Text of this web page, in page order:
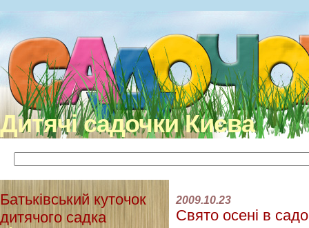
Дитячі садочки Києва
Батьківський куточок
дитячого садка
2009.10.23
Свято осені в